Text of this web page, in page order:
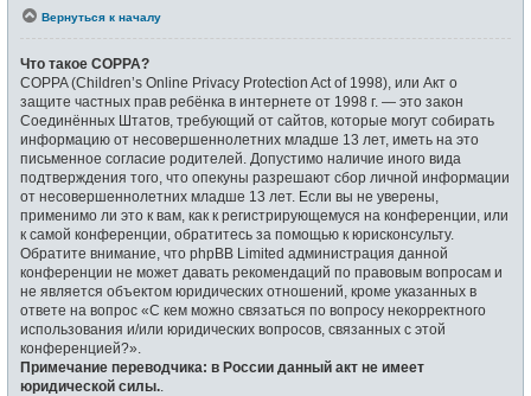
Вернуться к началу
Что такое COPPA?
COPPA (Children’s Online Privacy Protection Act of 1998), или Акт о
защите частных прав ребёнка в интернете от 1998 г. — это закон
Соединённых Штатов, требующий от сайтов, которые могут собирать
информацию от несовершеннолетних младше 13 лет, иметь на это
письменное согласие родителей. Допустимо наличие иного вида
подтверждения того, что опекуны разрешают сбор личной информации
от несовершеннолетних младше 13 лет. Если вы не уверены,
применимо ли это к вам, как к регистрирующемуся на конференции, или
к самой конференции, обратитесь за помощью к юрисконсульту.
Обратите внимание, что phpBB Limited администрация данной
конференции не может давать рекомендаций по правовым вопросам и
не является объектом юридических отношений, кроме указанных в
ответе на вопрос «С кем можно связаться по вопросу некорректного
использования и/или юридических вопросов, связанных с этой
конференцией?».
Примечание переводчика: в России данный акт не имеет
юридической силы.